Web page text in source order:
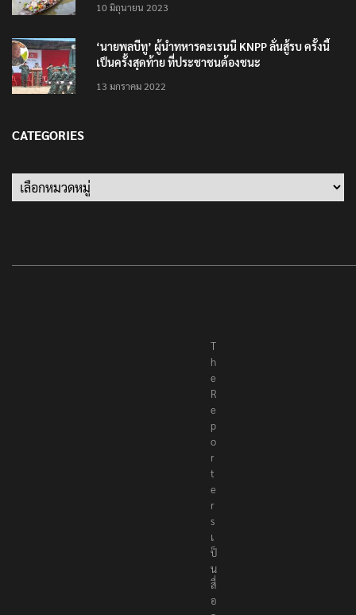
10 มิถุนายน 2023
‘นายพลบีทู’ ผู้นำทหารคะเรนนี KNPP ลั่นสู้รบ ครั้งนี้
เป็นครั้งสุดท้าย ที่ประชาชนต้องชนะ
13 มกราคม 2022
CATEGORIES
Categories
T
h
e
R
e
p
o
r
t
e
r
s
เ
ป็
น
สื่
อ